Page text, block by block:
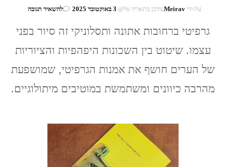
על-ידי Meiravעודכן בתאריך %@ 3 באוקטובר 2025 להשאיר תגובהבנושא
באתונה
גרפיטי ברחובות אתונה ותסלוניקי זה סיור בפני
עצמו. שיטוט בין השכונות היפהפיות והציוריות
של הערים חושף את אמנות הגרפיטי, שמושפעת
מהרבה כיוונים ומשתמשת במוטיבים מיתולוגיים.